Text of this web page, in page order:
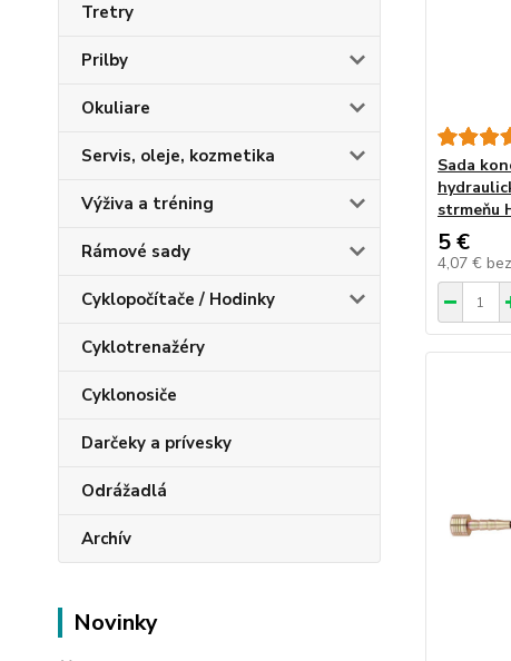
Tretry
Prilby
Okuliare
Servis, oleje, kozmetika
Výživa a tréning
Rámové sady
Cyklopočítače / Hodinky
Cyklotrenažéry
Cyklonosiče
Darčeky a prívesky
Odrážadlá
Archív
Novinky
Sada
strmeňu
5 €
4,07 €